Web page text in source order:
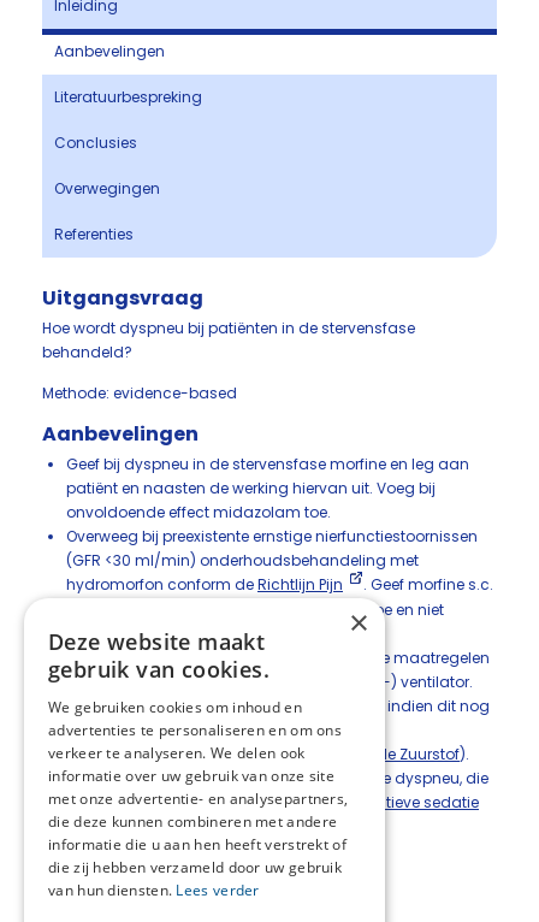
Inleiding
Aanbevelingen
Literatuurbespreking
Conclusies
Overwegingen
Referenties
Uitgangsvraag
Hoe wordt dyspneu bij patiënten in de stervensfase
behandeld?
Methode: evidence-based
Aanbevelingen
Geef bij dyspneu in de stervensfase morfine en leg aan
patiënt en naasten de werking hiervan uit. Voeg bij
onvoldoende effect midazolam toe.
Overweeg bij preexistente ernstige nierfunctiestoornissen
(GFR <30 ml/min) onderhoudsbehandeling met
hydromorfon conform deRichtlijn Pijn
. Geef morfine s.c.
op geleide van de (geobserveerde) dyspnoe en niet
volgens een vast schema of continu.
Maak gebruik van de niet-medicamenteuze maatregelen
uit deRichtlijn Dyspneu
, zoals een (hand-) ventilator.
Behandel mogelijke oorzaken van dyspneu indien dit nog
zinvol is gezien de prognose
Zie voor de toepassing van zuurstof (
module Zuurstof).
Zet palliatieve sedatie in bij onbehandelbare dyspneu, die
leidt tot ondraaglijk lijden (zieRichtlijn Palliatieve sedatie
).
Deel deze pagina:
×
Deze website maakt
gebruik van cookies.
We gebruiken cookies om inhoud en
advertenties te personaliseren en om ons
verkeer te analyseren. We delen ook
informatie over uw gebruik van onze site
met onze advertentie- en analysepartners,
die deze kunnen combineren met andere
informatie die u aan hen heeft verstrekt of
die zij hebben verzameld door uw gebruik
van hun diensten. Lees verder